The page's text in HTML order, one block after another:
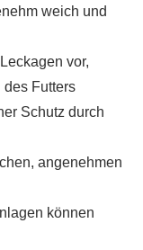
weich und
vor,
des Futters
Schutz durch
angenehmen
können